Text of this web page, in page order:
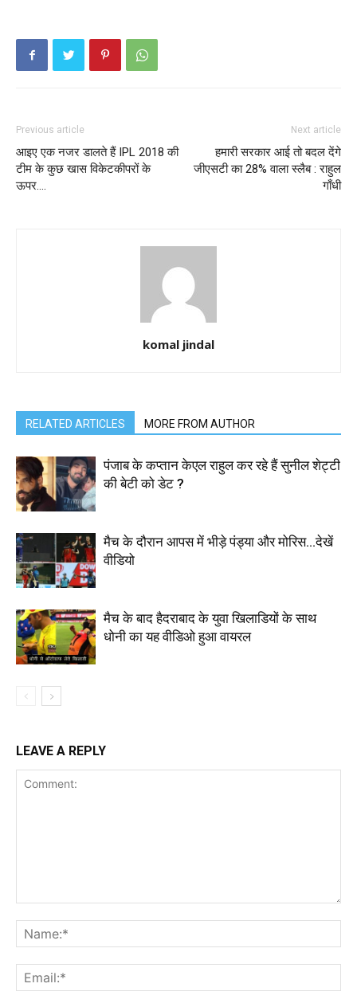
Previous article
आइए एक नजर डालते हैं IPL 2018 की
टीम के कुछ खास विकेटकीपरों के
ऊपर….
Next article
हमारी सरकार आई तो बदल देंगे
जीएसटी का 28% वाला स्लैब : राहुल
गाँधी
komal jindal
RELATED ARTICLES MORE FROM AUTHOR
पंजाब के कप्तान केएल राहुल कर रहे हैं सुनील शेट्टी
की बेटी को डेट ?
मैच के दौरान आपस में भीड़े पंड्या और मोरिस…देखें
वीडियो
मैच के बाद हैदराबाद के युवा खिलाडियों के साथ
धोनी का यह वीडिओ हुआ वायरल
LEAVE A REPLY